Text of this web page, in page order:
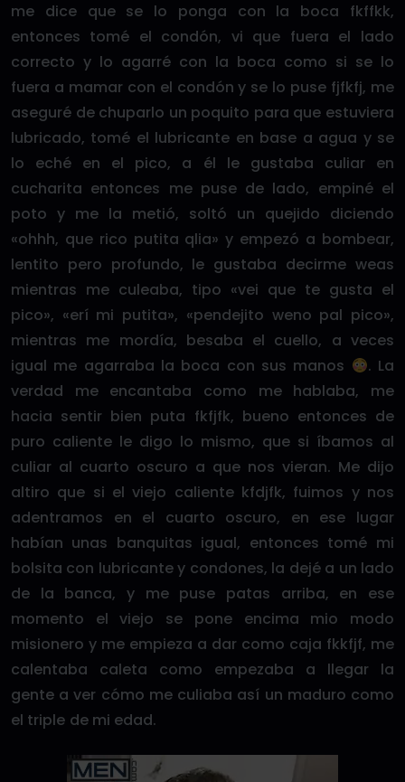
me dice que se lo ponga con la boca fkffkk,
entonces tomé el condón, vi que fuera el lado
correcto y lo agarré con la boca como si se lo
fuera a mamar con el condón y se lo puse fjfkfj, me
aseguré de chuparlo un poquito para que estuviera
lubricado, tomé el lubricante en base a agua y se
lo eché en el pico, a él le gustaba culiar en
cucharita entonces me puse de lado, empiné el
poto y me la metió, soltó un quejido diciendo
«ohhh, que rico putita qlia» y empezó a bombear,
lentito pero profundo, le gustaba decirme weas
mientras me culeaba, tipo «vei que te gusta el
pico», «erí mi putita», «pendejito weno pal pico»,
mientras me mordía, besaba el cuello, a veces
igual me agarraba la boca con sus manos
. La
verdad me encantaba como me hablaba, me
hacia sentir bien puta fkfjfk, bueno entonces de
puro caliente le digo lo mismo, que si íbamos al
culiar al cuarto oscuro a que nos vieran. Me dijo
altiro que si el viejo caliente kfdjfk, fuimos y nos
adentramos en el cuarto oscuro, en ese lugar
habían unas banquitas igual, entonces tomé mi
bolsita con lubricante y condones, la dejé a un lado
de la banca, y me puse patas arriba, en ese
momento el viejo se pone encima mio modo
misionero y me empieza a dar como caja fkkfjf, me
calentaba caleta como empezaba a llegar la
gente a ver cómo me culiaba así un maduro como
el triple de mi edad.